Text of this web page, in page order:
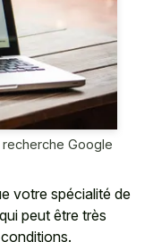
Google
votre spécialité de
peut être très